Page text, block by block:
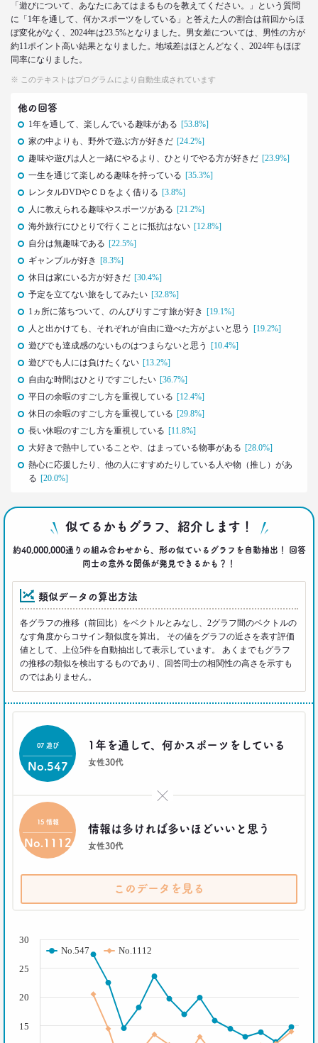
40代おじさんの意識を精神科医が分析 悲しい性を
メッタ斬り!?
–日経クロストレンド 連載⑨–
生活総研 上席研究員/コピーライター
前沢 裕文
査とインタビューで判明した大きな変化
生活総研 上席研究員
荒井 自如
2021.04.19
40代おじさんに黄信号 「男女平等感」が世の中と
–日経クロストレンド 連載⑧–
生活総研 上席研究員/コピーライター
前沢 裕文
2021.03.11
「お金持ちへの憧れ」は徐々に減る？
若者はなりたい自分を投影
生活総研 上席研究員
近藤 裕香
2021.03.11
世代間ギャップを学べる魔法の質問
「お金持ちって誰ですか？」
–日経クロストレンド 連載⑥–
近藤 裕香
40代おじさん必読！
J.Y. パーク氏に学ぶ 「褒めワード」
ベスト5
--日経クロストレンド 連載⑤--
2021.02.25
シュフからシェフに！
オンラインで「我が家の食卓」が変わる
–日経クロストレンド 連載④–
生活総研 主席研究員
夏山 明美
2021.02.25
たこ焼きが1位？ 和食が消えた？
好きな料理ランキング大激変
–日経クロストレンド 連載③–
2021.02.09
足りないのはお金より時間
--日経クロストレンド 連載②--
生活総研 上席研究員/コピーライター
前沢 裕文
2021.02.09
「43歳からおじさん」が調査で判明！
「7つの特徴」を大分析
--日経クロストレンド 連載①--
生活総研 上席研究員/コピーライター
「遊びについて、あなたにあてはまるものを教えてください。」という質問
に「1年を通して、何かスポーツをしている」と答えた人の割合は前回からほ
ぼ変化がなく、2024年は23.5%となりました。男女差については、男性の方が
約11ポイント高い結果となりました。地域差はほとんどなく、2024年もほぼ
同率になりました。
※ このテキストはプログラムにより自動生成されています
他の回答
1年を通して、楽しんでいる趣味がある [53.8%]
家の中よりも、野外で遊ぶ方が好きだ [24.2%]
趣味や遊びは人と一緒にやるより、ひとりでやる方が好きだ [23.9%]
一生を通じて楽しめる趣味を持っている [35.3%]
レンタルDVDやＣＤをよく借りる [3.8%]
人に教えられる趣味やスポーツがある [21.2%]
海外旅行にひとりで行くことに抵抗はない [12.8%]
自分は無趣味である [22.5%]
ギャンブルが好き [8.3%]
休日は家にいる方が好きだ [30.4%]
予定を立てない旅をしてみたい [32.8%]
1ヵ所に落ちついて、のんびりすごす旅が好き [19.1%]
人と出かけても、それぞれが自由に遊べた方がよいと思う
[19.2%]
遊びでも達成感のないものはつまらないと思う
[10.4%]
遊びでも人には負けたくない [13.2%]
自由な時間はひとりですごしたい [36.7%]
平日の余暇のすごし方を重視している [12.4%]
休日の余暇のすごし方を重視している [29.8%]
長い休暇のすごし方を重視している [11.8%]
大好きで熱中していることや、はまっている物事がある [28.0%]
熱心に応援したり、他の人にすすめたりしている人や物（推し）があ
る [20.0%]
似てるかもグラフ、紹介します！
約40,000,000通りの組み合わせから、形の似ているグラフを自動抽出！ 回答
同士の意外な関係が発見できるかも？！
類似データの算出方法
各グラフの推移（前回比）をベクトルとみなし、2グラフ間のベクトルの
なす角度からコサイン類似度を算出。 その値をグラフの近さを表す評価
値として、上位5件を自動抽出して表示しています。 あくまでもグラフ
の推移の類似を検出するものであり、回答同士の相関性の高さを示すも
のではありません。
1年を通して、何かスポーツをしている
女性30代
07 遊び
No.547
情報は多ければ多いほどいいと思う
女性30代
15 情報
No.1112
このデータを見る
No.547 No.1112
20
30
15
25